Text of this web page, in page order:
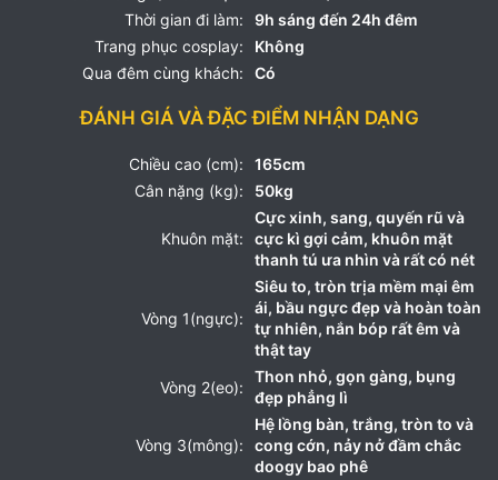
Thời gian đi làm:
9h sáng đến 24h đêm
Trang phục cosplay:
Không
Qua đêm cùng khách:
Có
ĐÁNH GIÁ VÀ ĐẶC ĐIỂM NHẬN DẠNG
Chiều cao (cm):
165cm
Cân nặng (kg):
50kg
Khuôn mặt:
Cực xinh, sang, quyến rũ và
cực kì gợi cảm, khuôn mặt
thanh tú ưa nhìn và rất có nét
Vòng 1(ngực):
Siêu to, tròn trịa mềm mại êm
ái, bầu ngực đẹp và hoàn toàn
tự nhiên, nắn bóp rất êm và
thật tay
Vòng 2(eo):
Thon nhỏ, gọn gàng, bụng
đẹp phẳng lì
Vòng 3(mông):
Hệ lồng bàn, trắng, tròn to và
cong cớn, nảy nở đầm chắc
doogy bao phê